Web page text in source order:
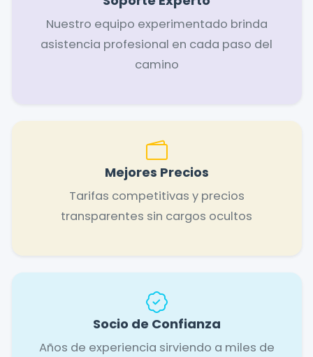
Nuestro equipo experimentado brinda
asistencia profesional en cada paso del
camino
Mejores Precios
Tarifas competitivas y precios
transparentes sin cargos ocultos
Socio de Confianza
Años de experiencia sirviendo a miles de